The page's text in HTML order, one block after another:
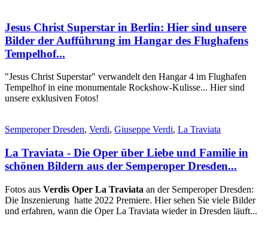
Jesus Christ Superstar in Berlin: Hier sind unsere
Bilder der Aufführung im Hangar des Flughafens
Tempelhof...
"Jesus Christ Superstar" verwandelt den Hangar 4 im Flughafen
Tempelhof in eine monumentale Rockshow-Kulisse... Hier sind
unsere exklusiven Fotos!
Semperoper Dresden, Verdi, Giuseppe Verdi, La Traviata
La Traviata - Die Oper über Liebe und Familie in
schönen Bildern aus der Semperoper Dresden...
Fotos aus Verdis Oper La Traviata an der Semperoper Dresden:
Die Inszenierung hatte 2022 Premiere. Hier sehen Sie viele Bilder
und erfahren, wann die Oper La Traviata wieder in Dresden läuft...